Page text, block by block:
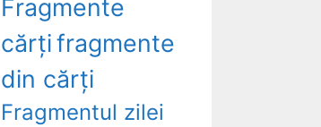
Fragmente
cărțifragmente
din cărți
Fragmentul zilei